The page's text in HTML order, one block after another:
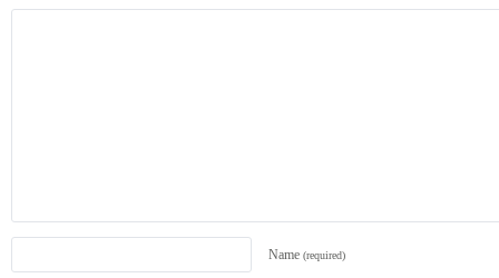
Name (required)